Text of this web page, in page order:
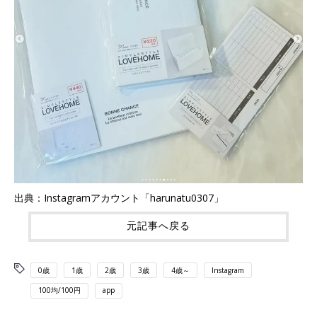
出典：Instagramアカウント「harunatu0307」
元記事へ戻る
0歳 1歳 2歳 3歳 4歳～ Instagram
100均/100円 app